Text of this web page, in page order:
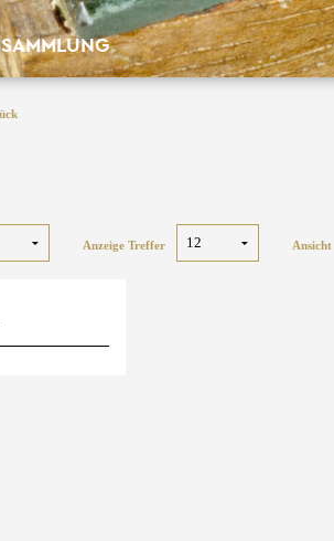
Anzeige Treffer Ansicht